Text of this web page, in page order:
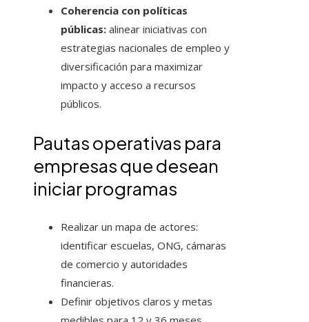
Coherencia con políticas
públicas: alinear iniciativas con
estrategias nacionales de empleo y
diversificación para maximizar
impacto y acceso a recursos
públicos.
Pautas operativas para
empresas que desean
iniciar programas
Realizar un mapa de actores:
identificar escuelas, ONG, cámaras
de comercio y autoridades
financieras.
Definir objetivos claros y metas